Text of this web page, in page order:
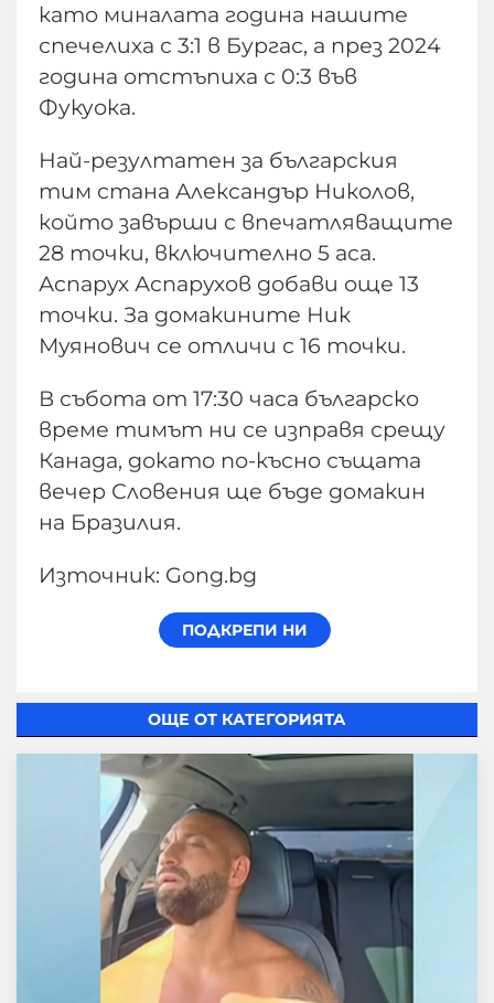
като миналата година нашите
спечелиха с 3:1 в Бургас, а през 2024
година отстъпиха с 0:3 във
Фукуока.
Най-резултатен за българския
тим стана Александър Николов,
който завърши с впечатляващите
28 точки, включително 5 аса.
Аспарух Аспарухов добави още 13
точки. За домакините Ник
Муянович се отличи с 16 точки.
В събота от 17:30 часа българско
време тимът ни се изправя срещу
Канада, докато по-късно същата
вечер Словения ще бъде домакин
на Бразилия.
Източник: Gong.bg
ОЩЕ ОТ КАТЕГОРИЯТА